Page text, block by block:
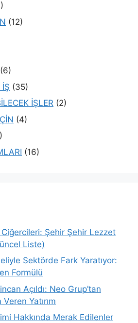
(12)
(6)
İŞ (35)
İŞLER (2)
(4)
(16)
Ciğercileri: Şehir Şehir Lezzet
Liste)
Sektörde Fark Yaratıyor:
Formülü
Açıldı: Neo Grup’tan
Yatırım
Hakkında Merak Edilenler